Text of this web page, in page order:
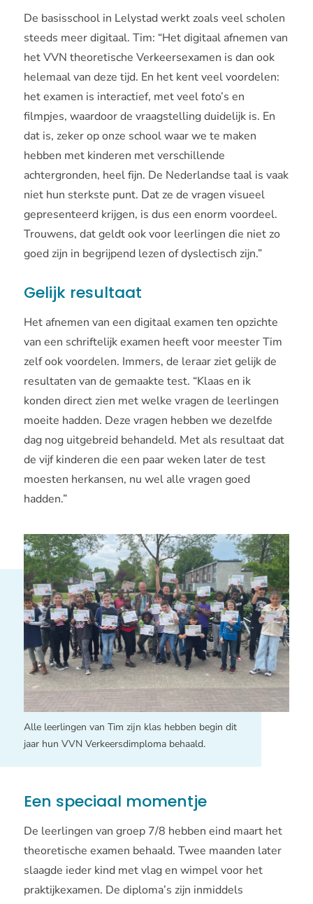
De basisschool in Lelystad werkt zoals veel scholen
steeds meer digitaal. Tim: “Het digitaal afnemen van
het VVN theoretische Verkeersexamen is dan ook
helemaal van deze tijd. En het kent veel voordelen:
het examen is interactief, met veel foto’s en
filmpjes, waardoor de vraagstelling duidelijk is. En
dat is, zeker op onze school waar we te maken
hebben met kinderen met verschillende
achtergronden, heel fijn. De Nederlandse taal is vaak
niet hun sterkste punt. Dat ze de vragen visueel
gepresenteerd krijgen, is dus een enorm voordeel.
Trouwens, dat geldt ook voor leerlingen die niet zo
goed zijn in begrijpend lezen of dyslectisch zijn.”
Gelijk resultaat
Het afnemen van een digitaal examen ten opzichte
van een schriftelijk examen heeft voor meester Tim
zelf ook voordelen. Immers, de leraar ziet gelijk de
resultaten van de gemaakte test. “Klaas en ik
konden direct zien met welke vragen de leerlingen
moeite hadden. Deze vragen hebben we dezelfde
dag nog uitgebreid behandeld. Met als resultaat dat
de vijf kinderen die een paar weken later de test
moesten herkansen, nu wel alle vragen goed
hadden.”
Alle leerlingen van Tim zijn klas hebben begin dit
jaar hun VVN Verkeersdimploma behaald.
Een speciaal momentje
De leerlingen van groep 7/8 hebben eind maart het
theoretische examen behaald. Twee maanden later
slaagde ieder kind met vlag en wimpel voor het
praktijkexamen. De diploma’s zijn inmiddels